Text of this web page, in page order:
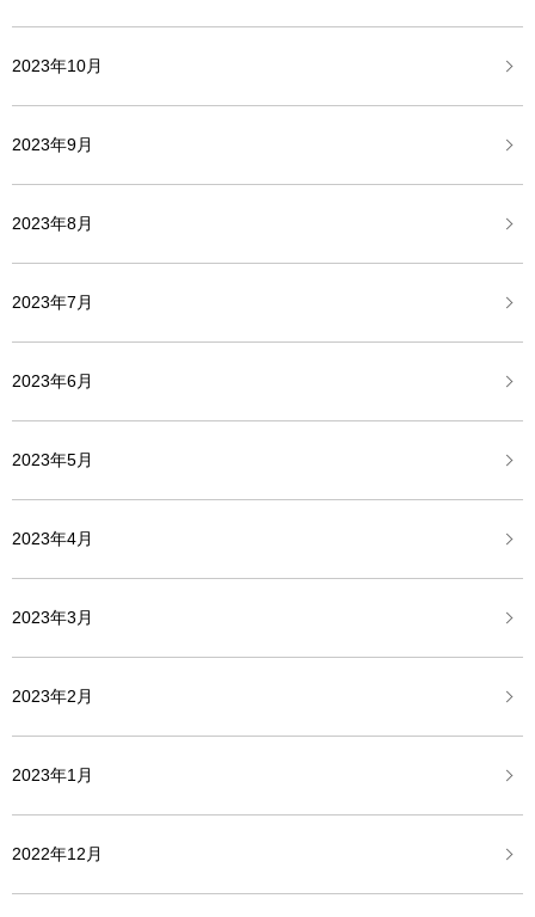
2023年10月
2023年9月
2023年8月
2023年7月
2023年6月
2023年5月
2023年4月
2023年3月
2023年2月
2023年1月
2022年12月